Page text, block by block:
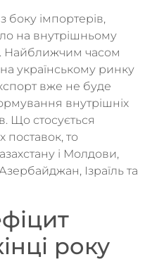
імпортерів,
на внутрішньому
Найближчим часом
українському ринку
вже не буде
внутрішніх
Що стосується
поставок, то
і Молдови,
Ізраїль та
року